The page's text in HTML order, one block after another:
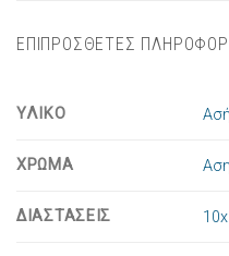
ΕΠΙΠΡΟΣΘΕΤΕΣ
ΥΛΙΚΟ
ΧΡΩΜΑ
ΔΙΑΣΤΑΣΕΙΣ